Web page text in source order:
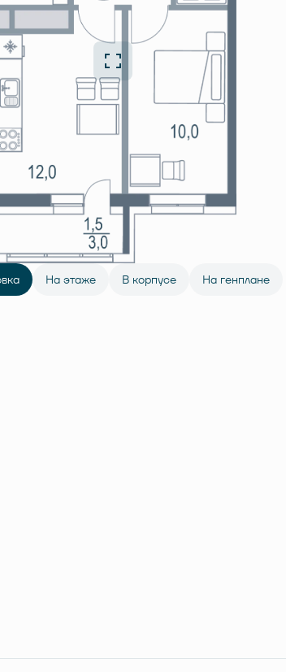
На этаже В корпусе На генплане